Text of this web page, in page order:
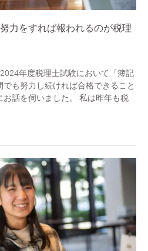
力をすれば報われるのが税理
年度税理士試験において「簿記
も努力し続ければ合格できること
話を伺いました。 私は昨年も税